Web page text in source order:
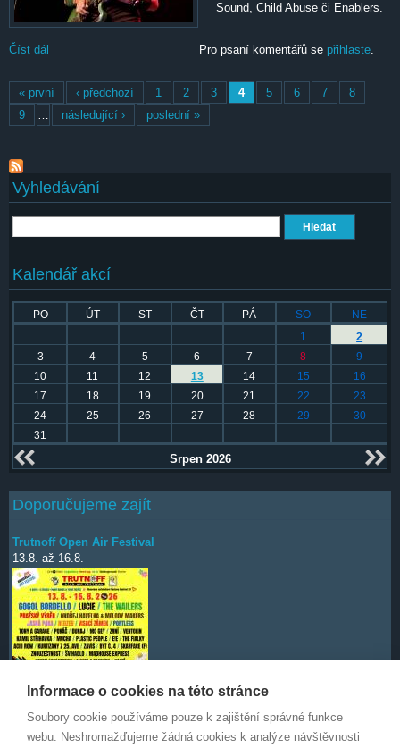
Sound, Child Abuse či Enablers.
Číst dál Ava Mendoza Unnatural waysPro psaní komentářů se přihlaste.
Stránky
« první ‹ předchozí 1 2 3 4 5 6 7
8
9
… následující › poslední »
Vyhledávání
Kalendář akcí
PO ÚT ST ČT PÁ SO
NE
1
2
3
4 5 6 7 8
9
10
11 12 13 14 15
16
17
18 19 20 21 22
23
24
25 26 27 28 29
30
31
Srpen 2026
Doporučujeme zajít
Trutnoff Open Air Festival
13.8. až 16.8.
Deep Purple
7.10.
Informace o cookies na této stránce
Soubory cookie používáme pouze k zajištění správné funkce
webu. Neshromažďujeme žádná cookies k analýze návštěvnosti